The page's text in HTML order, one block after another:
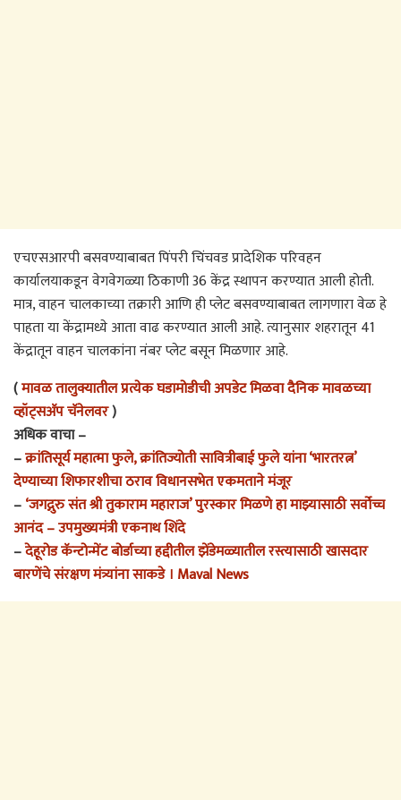
एचएसआरपी बसवण्याबाबत पिंपरी चिंचवड प्रादेशिक परिवहन
कार्यालयाकडून वेगवेगळ्या ठिकाणी 36 केंद्र स्थापन करण्यात आली होती.
मात्र, वाहन चालकाच्या तक्रारी आणि ही प्लेट बसवण्याबाबत लागणारा वेळ हे
पाहता या केंद्रामध्ये आता वाढ करण्यात आली आहे. त्यानुसार शहरातून 41
केंद्रातून वाहन चालकांना नंबर प्लेट बसून मिळणार आहे.
(मावळ तालुक्यातील प्रत्येक घडामोडीची अपडेट मिळवा दैनिक मावळच्या
व्हॉट्सअ‍ॅप चॅनेलवर)
अधिक वाचा –
–क्रांतिसूर्य महात्मा फुले, क्रांतिज्योती सावित्रीबाई फुले यांना ‘भारतरत्न’
देण्याच्या शिफारशीचा ठराव विधानसभेत एकमताने मंजूर
–‘जगद्गुरु संत श्री तुकाराम महाराज’ पुरस्कार मिळणे हा माझ्यासाठी सर्वोच्च
आनंद – उपमुख्यमंत्री एकनाथ शिंदे
–देहूरोड कॅन्टोन्मेंट बोर्डाच्या हद्दीतील झेंडेमळ्यातील रस्त्यासाठी खासदार
बारणेंचे संरक्षण मंत्र्यांना साकडे । Maval News